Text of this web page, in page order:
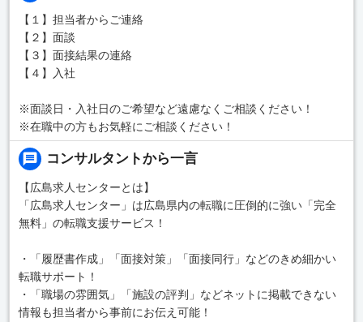
【１】担当者からご連絡
【２】面談
【３】面接結果の連絡
【４】入社
※面談日・入社日のご希望など遠慮なくご相談ください！
※在職中の方もお気軽にご相談ください！
コンサルタントから一言
【広島求人センターとは】
「広島求人センター」は広島県内の転職に圧倒的に強い「完全
無料」の転職支援サービス！
・「履歴書作成」「面接対策」「面接同行」などのきめ細かい
転職サポート！
・「職場の雰囲気」「施設の評判」などネットに掲載できない
情報も担当者から事前にお伝え可能！